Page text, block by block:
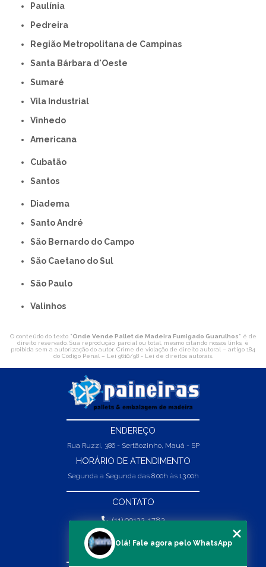
Paulínia
Pedreira
Região Metropolitana de Campinas
Santa Bárbara d'Oeste
Sumaré
Vila Industrial
Vinhedo
americana
Cubatão
Santos
Diadema
Santo André
São Bernardo do Campo
São Caetano do Sul
São Paulo
Valinhos
O conteúdo do texto "Onde Vende Pallet de Madeira Fumigado Guarulhos" é de
direito reservado. Sua reprodução, parcial ou total, mesmo citando nossos links, é
proibida sem a autorização do autor. Crime de violação de direito autoral – artigo 184
do Código Penal – Lei 9610/98 - Lei de direitos autorais.
ENDEREÇO
Rua Ruzzi, 386 - Sertãozinho, Mauá - SP
HORÁRIO DE ATENDIMENTO
Segunda a Segunda das 8:00h às 13:00h
CONTATO
(11) 99132-1783
(11) 99132-1783
vendas@abpaineiras.com.br
Olá! Fale agora pelo WhatsApp